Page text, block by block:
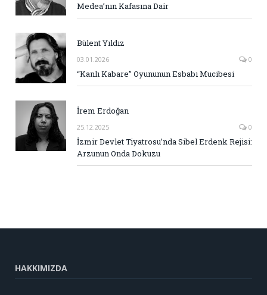
Medea’nın Kafasına Dair
Bülent Yıldız
03.01.2026 0
“Kanlı Kabare” Oyununun Esbabı Mucibesi
İrem Erdoğan
25.12.2025 0
İzmir Devlet Tiyatrosu’nda Sibel Erdenk Rejisi:
Arzunun Onda Dokuzu
HAKKIMIZDA